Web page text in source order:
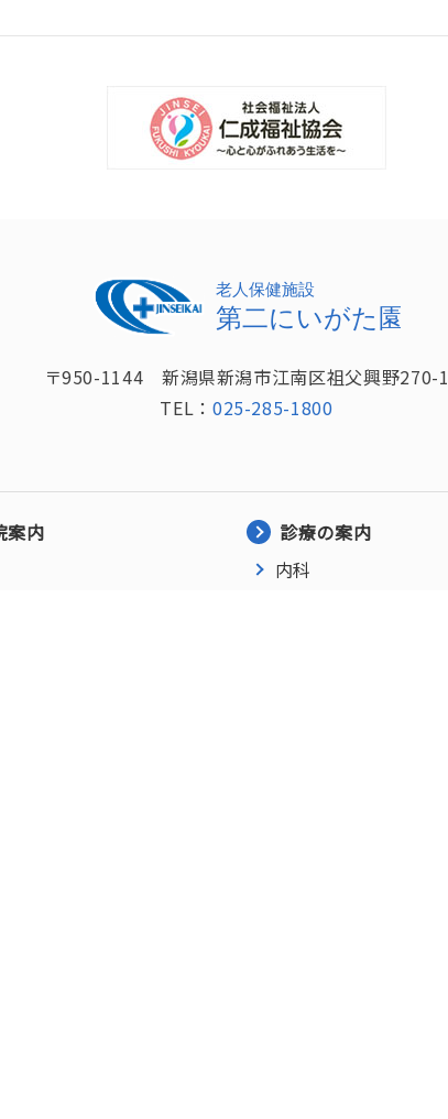
〒950-1144 新潟県新潟市江南区祖父興野270-1
TEL： 025-285-1800
案内
診療の案内
内科